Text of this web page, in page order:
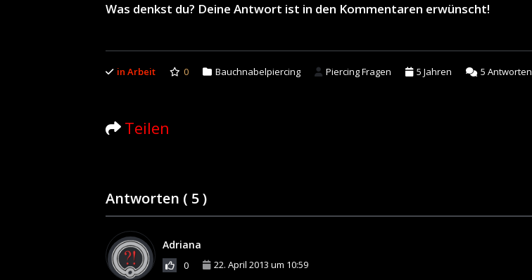
Was denkst du? Deine Antwort ist in den Kommentaren erwünscht!
in Arbeit 0 Bauchnabelpiercing Piercing Fragen 5 Jahren 5 Antworten
Teilen
Antworten ( 5)
Adriana
0 22. April 2013 um 10:59